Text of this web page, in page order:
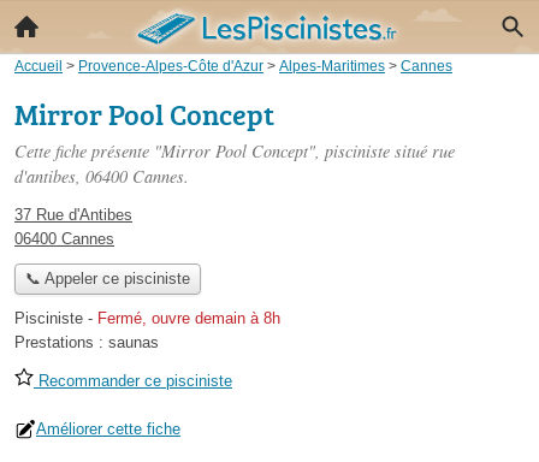
Accueil > Provence-Alpes-Côte d'Azur > Alpes-Maritimes > Cannes
Mirror Pool Concept
Cette fiche présente "Mirror Pool Concept", pisciniste situé rue
d'antibes, 06400 Cannes.
37 Rue d'Antibes
06400 Cannes
📞 Appeler ce pisciniste
Pisciniste - Fermé, ouvre demain à 8h
Prestations : saunas
Recommander ce pisciniste
Améliorer cette fiche